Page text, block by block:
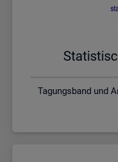
Tagungsband und